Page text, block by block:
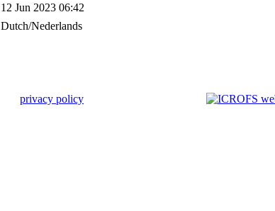
12 Jun 2023 06:42
Dutch/Nederlands
privacy policy